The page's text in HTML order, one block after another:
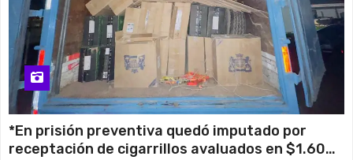
*En prisión preventiva quedó imputado por
receptación de cigarrillos avaluados en $1.600